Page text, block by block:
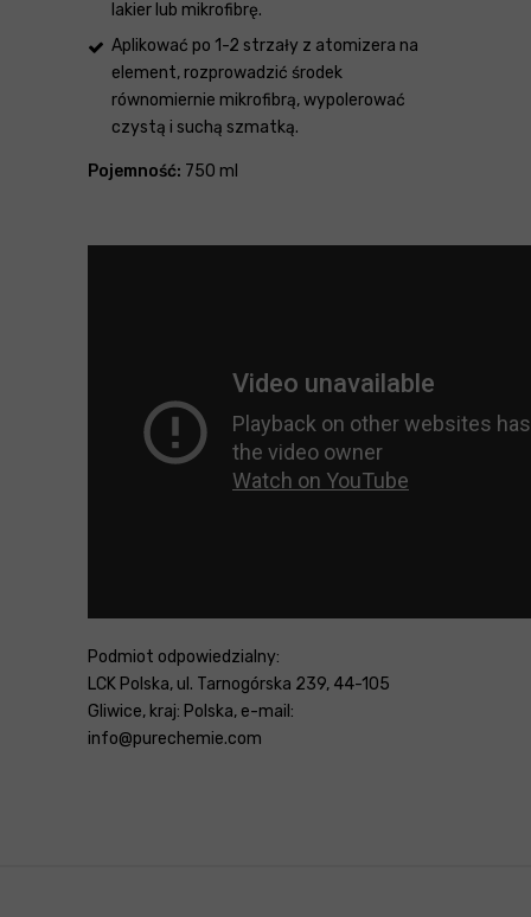
lakier lub mikrofibrę.
Aplikować po 1-2 strzały z atomizera na
element, rozprowadzić środek
równomiernie mikrofibrą, wypolerować
czystą i suchą szmatką.
Pojemność: 750 ml
Podmiot odpowiedzialny:
LCK Polska, ul. Tarnogórska 239, 44-105
Gliwice, kraj: Polska, e-mail:
info@purechemie.com